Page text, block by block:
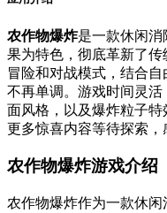
农作物爆炸是一款休闲消
果为特色，彻底革新了
冒险和对战模式，结合
不再单调。游戏时间灵
面风格，以及爆炸粒子特
更多惊喜内容等待探索，
农作物爆炸游戏介绍
农作物爆炸作为一款休